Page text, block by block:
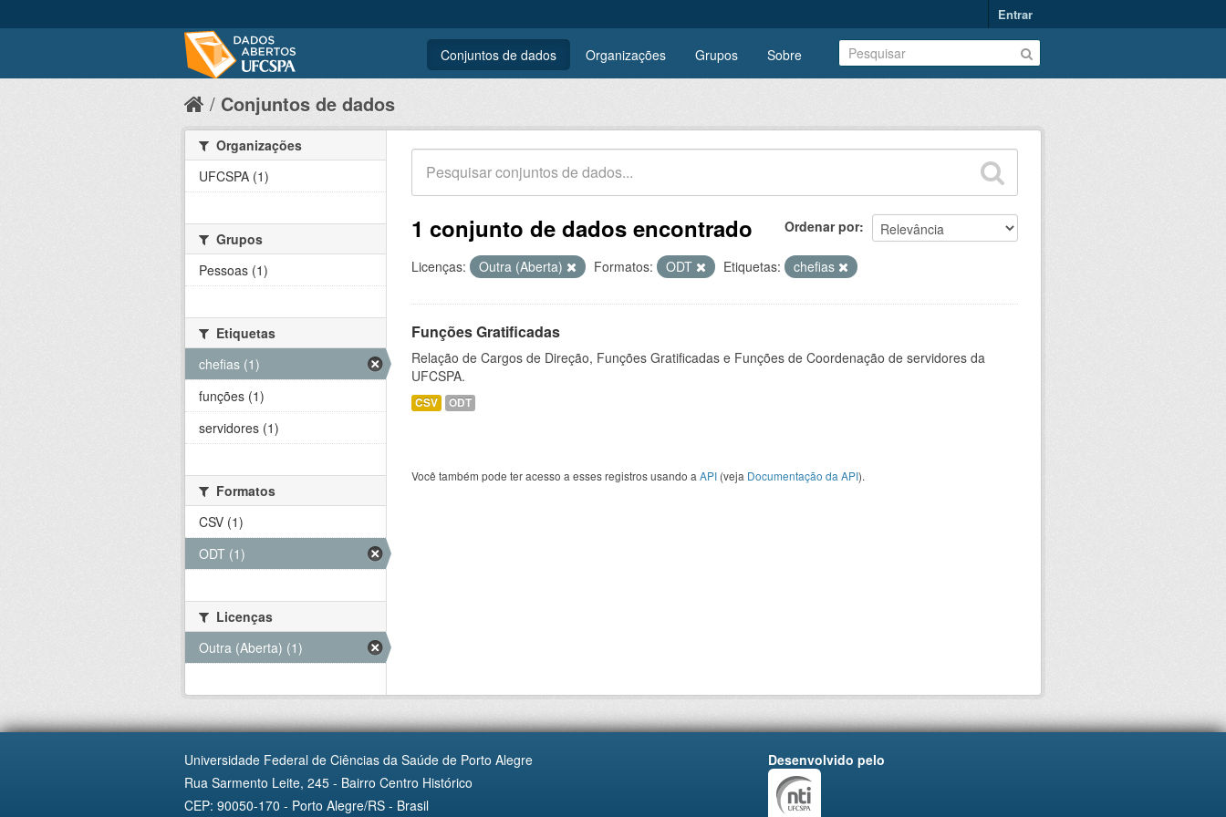
Entrar
Conjuntos de dados Organizações Grupos Sobre
Conjuntos de dados
Ordenar por
1 conjunto de dados encontrado
Licenças: Outra (Aberta) Formatos: ODT Etiquetas: chefias
Funções Gratificadas
Relação de Cargos de Direção, Funções Gratificadas e Funções de Coordenação de servidores da
UFCSPA.
CSV ODT
Você também pode ter acesso a esses registros usando a API (veja Documentação da API).
Organizações
UFCSPA (1)
Grupos
Pessoas (1)
Etiquetas
chefias (1)
funções (1)
servidores (1)
Formatos
CSV (1)
ODT (1)
Licenças
Outra (Aberta) (1)
Universidade Federal de Ciências da Saúde de Porto Alegre
Rua Sarmento Leite, 245 - Bairro Centro Histórico
CEP: 90050-170 - Porto Alegre/RS - Brasil
Desenvolvido pelo